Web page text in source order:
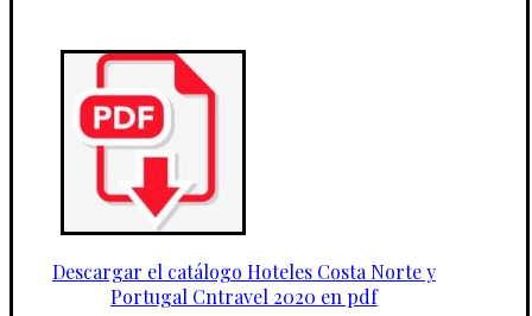
Descargar el catálogo Hoteles Costa Norte y
Portugal Cntravel 2020 en pdf